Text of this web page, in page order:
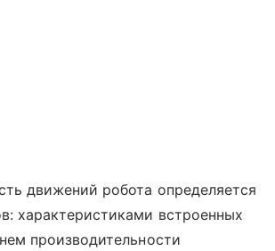
движений робота определяется
характеристиками встроенных
производительности